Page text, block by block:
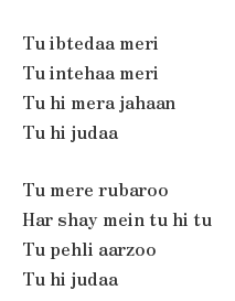
Tu ibtedaa meri
Tu intehaa meri
Tu hi mera jahaan
Tu hi judaa
Tu mere rubaroo
Har shay mein tu hi tu
Tu pehli aarzoo
Tu hi judaa